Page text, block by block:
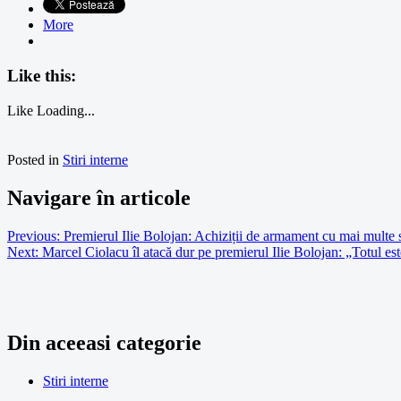
More
Like this:
Like Loading...
Posted in Stiri interne
Navigare în articole
Previous: Premierul Ilie Bolojan: Achiziții de armament cu mai multe
Next: Marcel Ciolacu îl atacă dur pe premierul Ilie Bolojan: „Totul
Din aceeasi categorie
Stiri interne